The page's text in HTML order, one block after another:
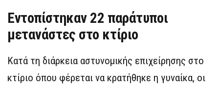
Εντοπίστηκαν 22 παράτυποι
μετανάστες στο κτίριο
Κατά τη διάρκεια αστυνομικής επιχείρησης στο
κτίριο όπου φέρεται να κρατήθηκε η γυναίκα, οι